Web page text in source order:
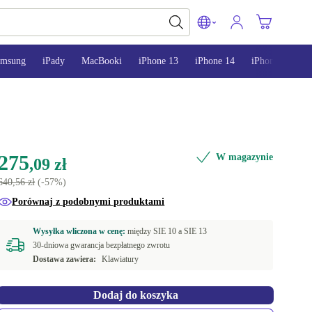
iPady MacBooki iPhone 13 iPhone 14 iPhone 15
,09 zł
zł(-57%)
W magazynie
Porównaj z podobnymi produktami
Wysyłka wliczona w cenę:międzySIE 10 aSIE 13
30-dniowa gwarancja bezpłatnego zwrotu
Dostawa zawiera:
Klawiatury
Dodaj do koszyka